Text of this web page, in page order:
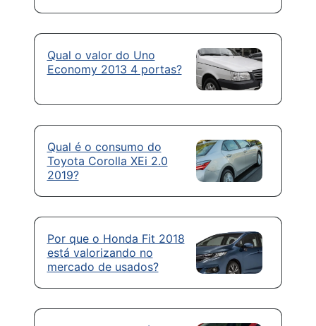
Qual o valor do Uno
Economy 2013 4 portas?
Qual é o consumo do
Toyota Corolla XEi 2.0
2019?
Por que o Honda Fit 2018
está valorizando no
mercado de usados?